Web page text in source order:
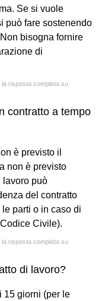
Se si vuole
può fare sostenendo
bisogna fornire
di
la risposta completa su
contratto a tempo
è previsto il
non è previsto
lavoro può
del contratto
parti o in caso di
Civile).
la risposta completa su
di lavoro?
15 giorni (per le